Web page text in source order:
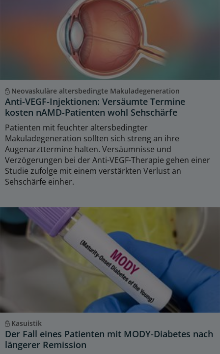
Neovaskuläre altersbedingte Makuladegeneration
Anti-VEGF-Injektionen: Versäumte Termine
kosten nAMD-Patienten wohl Sehschärfe
Patienten mit feuchter altersbedingter
Makuladegeneration sollten sich streng an ihre
Augenarzttermine halten. Versäumnisse und
Verzögerungen bei der Anti-VEGF-Therapie gehen einer
Studie zufolge mit einem verstärkten Verlust an
Sehschärfe einher.
Kasuistik
Der Fall eines Patienten mit MODY-Diabetes nach
längerer Remission